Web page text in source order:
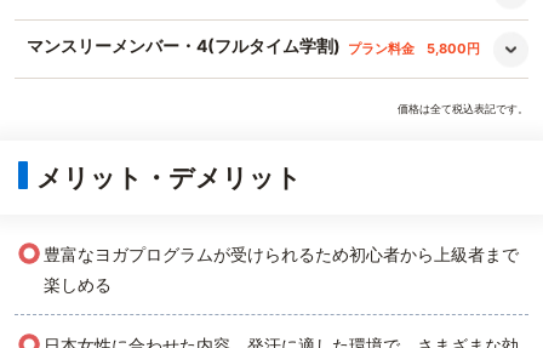
マンスリーメンバー・4(フルタイム学割) プラン料金 5,800円
価格は全て税込表記です。
メリット・デメリット
○ 豊富なヨガプログラムが受けられるため初心者から上級者まで
楽しめる